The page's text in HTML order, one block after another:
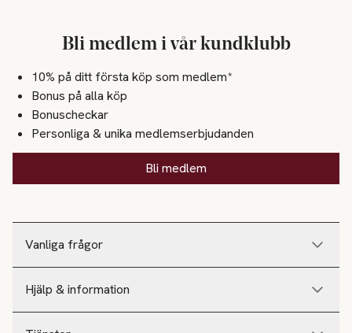
Vanliga frågor
Hjälp & information
Bli medlem i vår kundklubb
10% på ditt första köp som medlem*
Bonus på alla köp
Bonuscheckar
Personliga & unika medlemserbjudanden
Bli medlem